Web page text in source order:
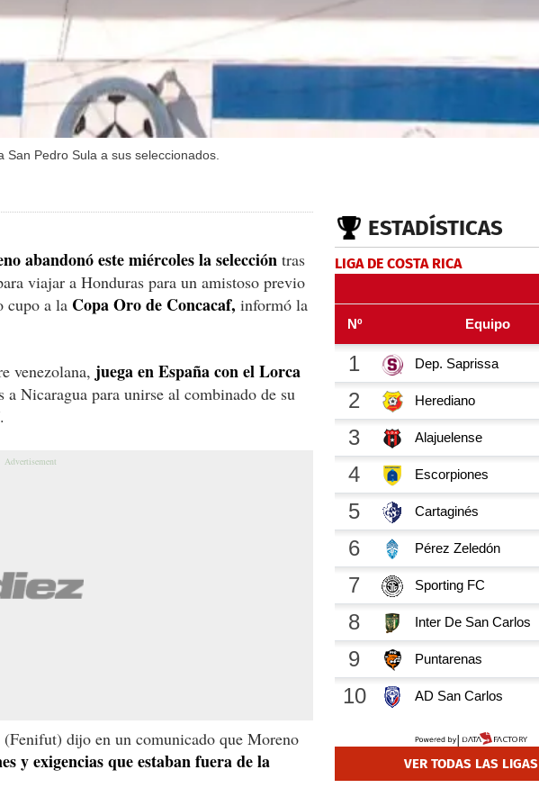
Pedro Sula a sus seleccionados.
abandonó este miércoles la selección tras
viajar a Honduras para un amistoso previo
a la Copa Oro de Concacaf, informó la
venezolana, juega en España con el Lorca
a Nicaragua para unirse al combinado de su
dijo en un comunicado que Moreno
y exigencias que estaban fuera de la
ESTADÍSTICAS
LIGA DE COSTA RICA
VER TODAS LAS LIGAS